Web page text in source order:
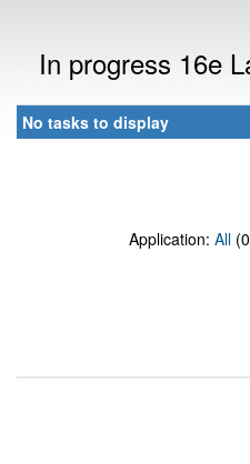
In progress 16e
No tasks to display
Application: All